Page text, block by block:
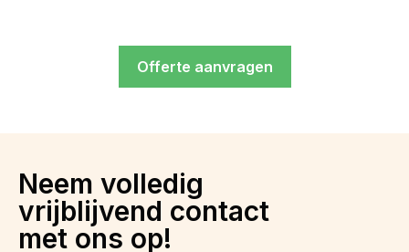
Offerte aanvragen
Neem volledig
vrijblijvend contact
met ons op!